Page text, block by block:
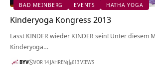
BAD MEINBERG EVENTS HATHA YOGA
Kinderyoga Kongress 2013
Lasst KINDER wieder KINDER sein! Unter diesem
Kinderyoga…
BYV VOR 14 JAHREN 613 VIEWS